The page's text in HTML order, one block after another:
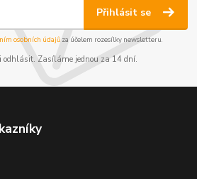
Přihlásit se
osobních údajůza účelem rozesílky newsletteru.
odhlásit. Zasíláme jednou za 14 dní.